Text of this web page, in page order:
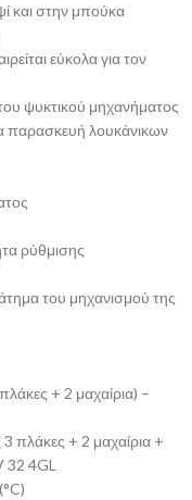
και στην μπούκα
εύκολα για τον
ψυκτικού μηχανήματος
παρασκευή λουκάνικων
ρύθμισης
του μηχανισμού της
+ 2 μαχαίρια) –
πλάκες + 2 μαχαίρια +
4GL